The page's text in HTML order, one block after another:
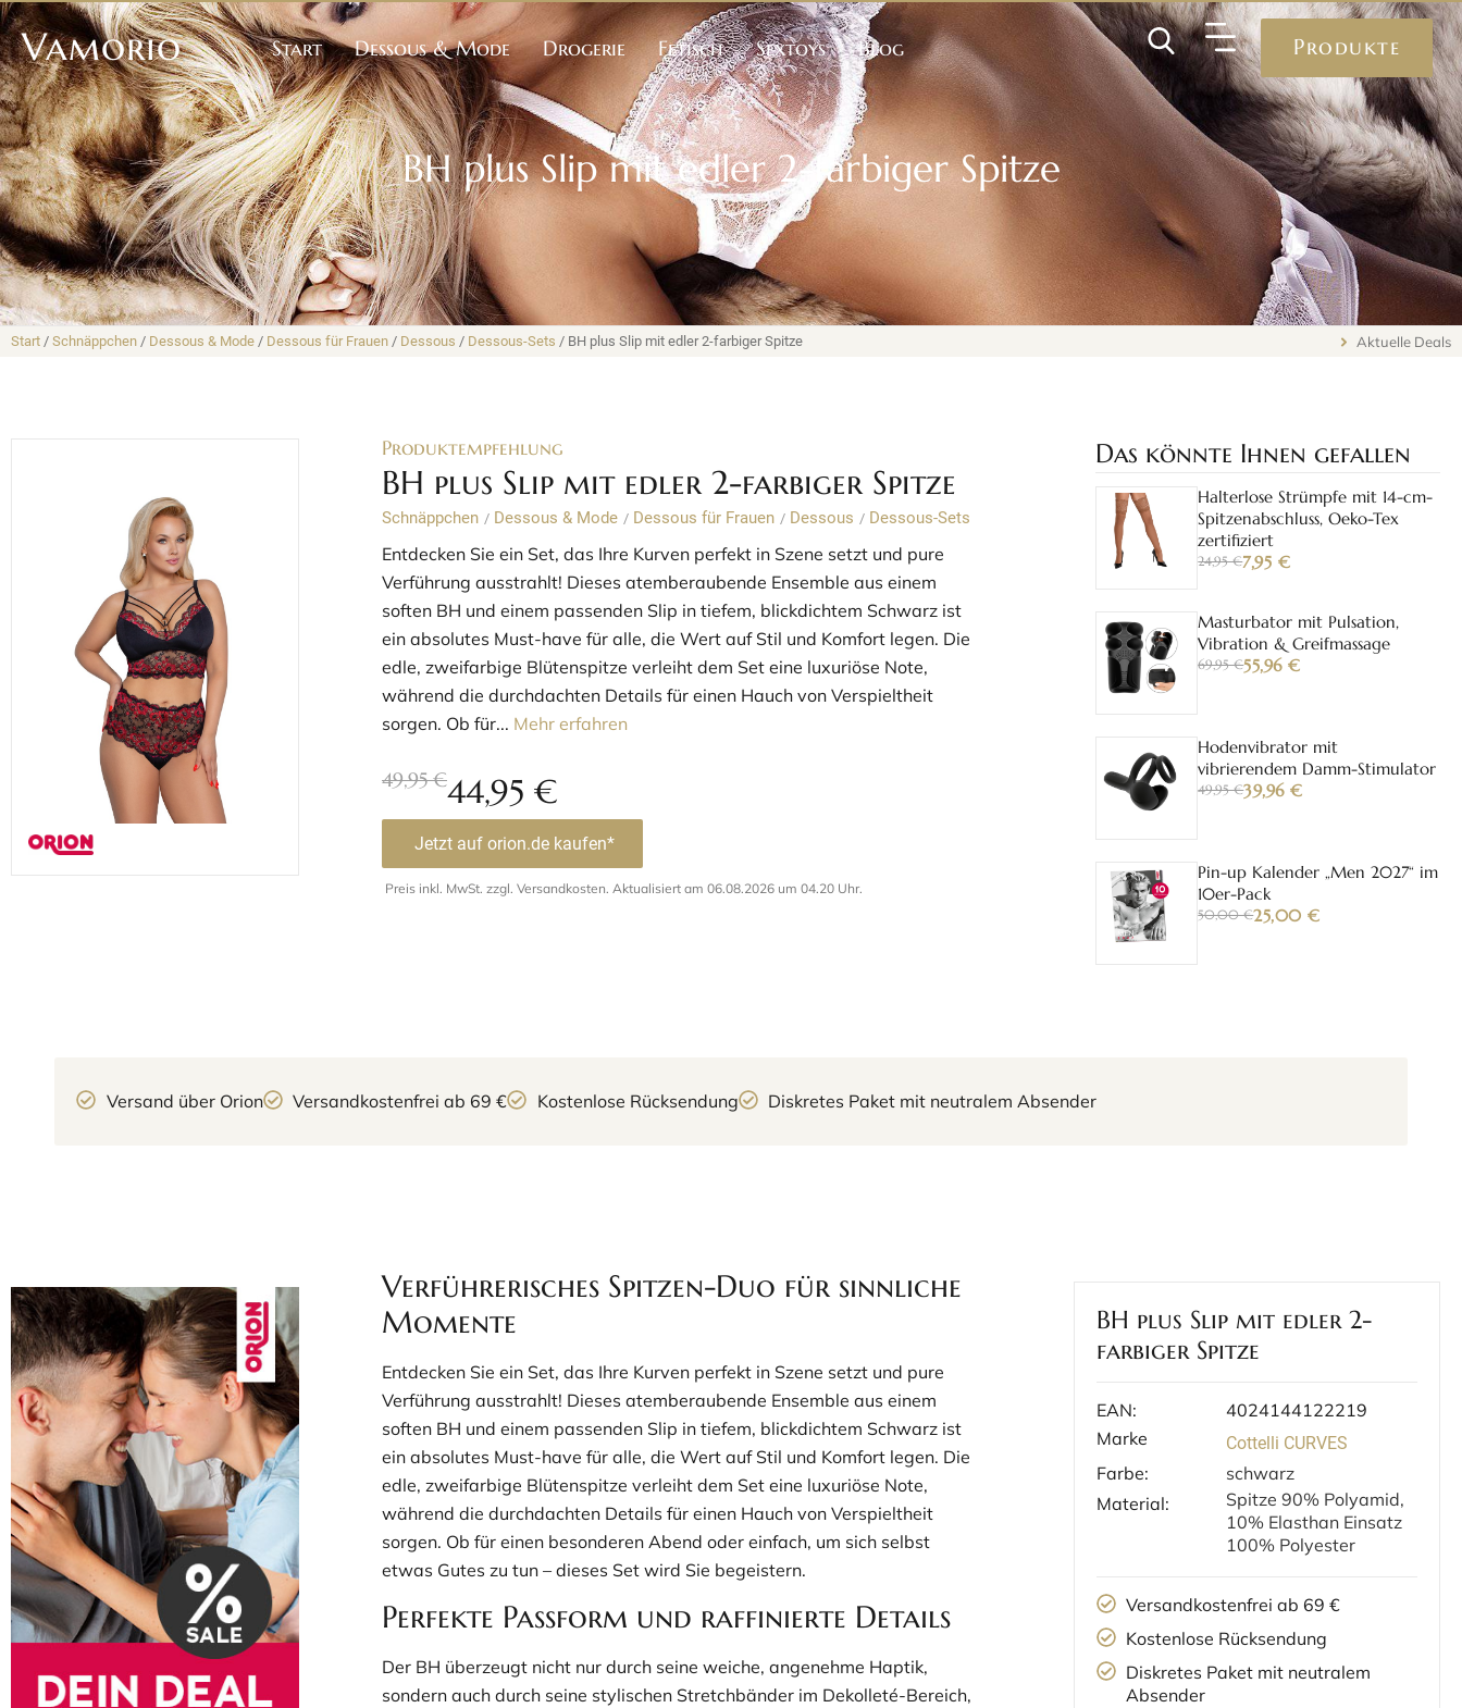
Vamorio Start Dessous & Mode Drogerie Fetisch Sextoys Blog Produkte
BH plus Slip mit edler 2-farbiger Spitze
Start / Schnäppchen / Dessous & Mode / Dessous für Frauen / Dessous / Dessous-Sets / BH plus Slip mit edler 2-farbiger Spitze Aktuelle Deals
Produktempfehlung
BH plus Slip mit edler 2-farbiger Spitze
Schnäppchen / Dessous & Mode / Dessous für Frauen / Dessous / Dessous-Sets
Entdecken Sie ein Set, das Ihre Kurven perfekt in Szene setzt und pure
Verführung ausstrahlt! Dieses atemberaubende Ensemble aus einem
soften BH und einem passenden Slip in tiefem, blickdichtem Schwarz ist
ein absolutes Must-have für alle, die Wert auf Stil und Komfort legen. Die
edle, zweifarbige Blütenspitze verleiht dem Set eine luxuriöse Note,
während die durchdachten Details für einen Hauch von Verspieltheit
sorgen. Ob für... Mehr erfahren
49,95 €44,95 €
Jetzt auf orion.de kaufen*
Preis inkl. MwSt. zzgl. Versandkosten. Aktualisiert am 06.08.2026 um 04.20 Uhr.
Das könnte Ihnen gefallen
Halterlose Strümpfe mit 14-cm-
Spitzenabschluss, Oeko-Tex
zertifiziert
24,95 €7,95 €
Masturbator mit Pulsation,
Vibration & Greifmassage
69,95 €55,96€
Hodenvibrator mit
vibrierendem Damm-Stimulator
49,95 €39,96€
Pin-up Kalender „Men 2027“ im
10er-Pack
50,00 €25,00€
Versand über Orion Versandkostenfrei ab 69 € Kostenlose Rücksendung Diskretes Paket mit neutralem Absender
Verführerisches Spitzen-Duo für sinnliche
Momente
Entdecken Sie ein Set, das Ihre Kurven perfekt in Szene setzt und pure
Verführung ausstrahlt! Dieses atemberaubende Ensemble aus einem
soften BH und einem passenden Slip in tiefem, blickdichtem Schwarz ist
ein absolutes Must-have für alle, die Wert auf Stil und Komfort legen. Die
edle, zweifarbige Blütenspitze verleiht dem Set eine luxuriöse Note,
während die durchdachten Details für einen Hauch von Verspieltheit
sorgen. Ob für einen besonderen Abend oder einfach, um sich selbst
etwas Gutes zu tun – dieses Set wird Sie begeistern.
Perfekte Passform und raffinierte Details
Der BH überzeugt nicht nur durch seine weiche, angenehme Haptik,
sondern auch durch seine stylischen Stretchbänder im Dekolleté-Bereich,
BH plus Slip mit edler 2-
farbiger Spitze
EAN:
4024144122219
Marke
Cottelli CURVES
Farbe:
schwarz
Material:
Spitze 90% Polyamid,
10% Elasthan Einsatz
100% Polyester
Versandkostenfrei ab 69 €
Kostenlose Rücksendung
Diskretes Paket mit neutralem
Absender